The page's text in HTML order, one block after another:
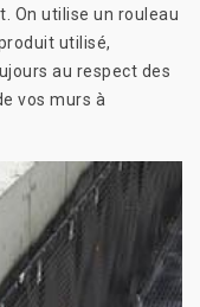
On utilise un rouleau
utilisé,
au respect des
vos murs à